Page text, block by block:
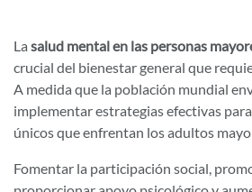
La salud mental en las personas
crucial del bienestar general que
A medida que la población mundial
implementar estrategias efectivas
únicos que enfrentan los adultos
Fomentar la participación social,